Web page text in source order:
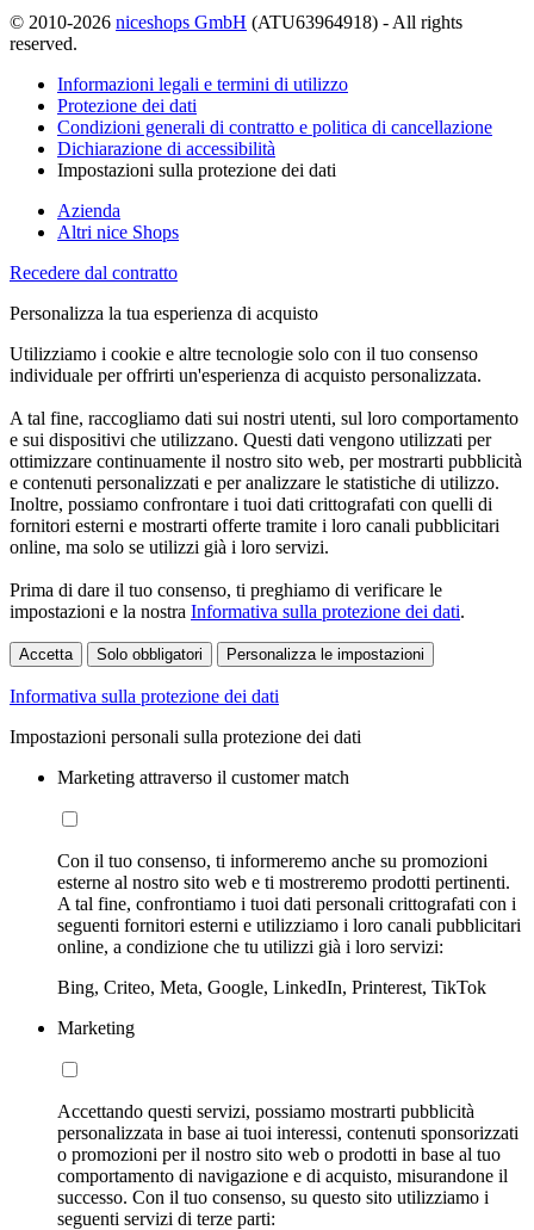
© 2010-2026 niceshops GmbH (ATU63964918) - All rights
reserved.
Informazioni legali e termini di utilizzo
Protezione dei dati
Condizioni generali di contratto e politica di cancellazione
Dichiarazione di accessibilità
Impostazioni sulla protezione dei dati
Azienda
Altri nice Shops
Recedere dal contratto
Personalizza la tua esperienza di acquisto
Utilizziamo i cookie e altre tecnologie solo con il tuo consenso
individuale per offrirti un'esperienza di acquisto personalizzata.
A tal fine, raccogliamo dati sui nostri utenti, sul loro comportamento
e sui dispositivi che utilizzano. Questi dati vengono utilizzati per
ottimizzare continuamente il nostro sito web, per mostrarti pubblicità
e contenuti personalizzati e per analizzare le statistiche di utilizzo.
Inoltre, possiamo confrontare i tuoi dati crittografati con quelli di
fornitori esterni e mostrarti offerte tramite i loro canali pubblicitari
online, ma solo se utilizzi già i loro servizi.
Prima di dare il tuo consenso, ti preghiamo di verificare le
impostazioni e la nostra Informativa sulla protezione dei dati.
Accetta Solo obbligatori Personalizza le impostazioni
Informativa sulla protezione dei dati
Impostazioni personali sulla protezione dei dati
Marketing attraverso il customer match
Con il tuo consenso, ti informeremo anche su promozioni
esterne al nostro sito web e ti mostreremo prodotti pertinenti.
A tal fine, confrontiamo i tuoi dati personali crittografati con i
seguenti fornitori esterni e utilizziamo i loro canali pubblicitari
online, a condizione che tu utilizzi già i loro servizi:
Bing, Criteo, Meta, Google, LinkedIn, Printerest, TikTok
Marketing
Accettando questi servizi, possiamo mostrarti pubblicità
personalizzata in base ai tuoi interessi, contenuti sponsorizzati
o promozioni per il nostro sito web o prodotti in base al tuo
comportamento di navigazione e di acquisto, misurandone il
successo. Con il tuo consenso, su questo sito utilizziamo i
seguenti servizi di terze parti: